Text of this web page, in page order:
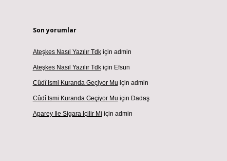
Son yorumlar
Ateşkes Nasıl Yazılır Tdkiçin admin
Ateşkes Nasıl Yazılır Tdkiçin Efsun
Cûdî Ismi Kuranda Geçiyor Mu için admin
Cûdî Ismi Kuranda Geçiyor Mu için Dadaş
Aparey Ile Sigara Içilir Mi için admin